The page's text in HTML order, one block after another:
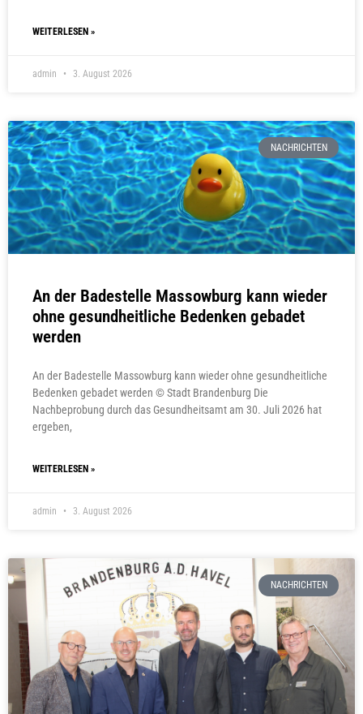
WEITERLESEN »
admin 3. August 2026
NACHRICHTEN
An der Badestelle Massowburg kann wieder
ohne gesundheitliche Bedenken gebadet
werden
An der Badestelle Massowburg kann wieder ohne gesundheitliche
Bedenken gebadet werden © Stadt Brandenburg Die
Nachbeprobung durch das Gesundheitsamt am 30. Juli 2026 hat
ergeben,
WEITERLESEN »
admin 3. August 2026
NACHRICHTEN